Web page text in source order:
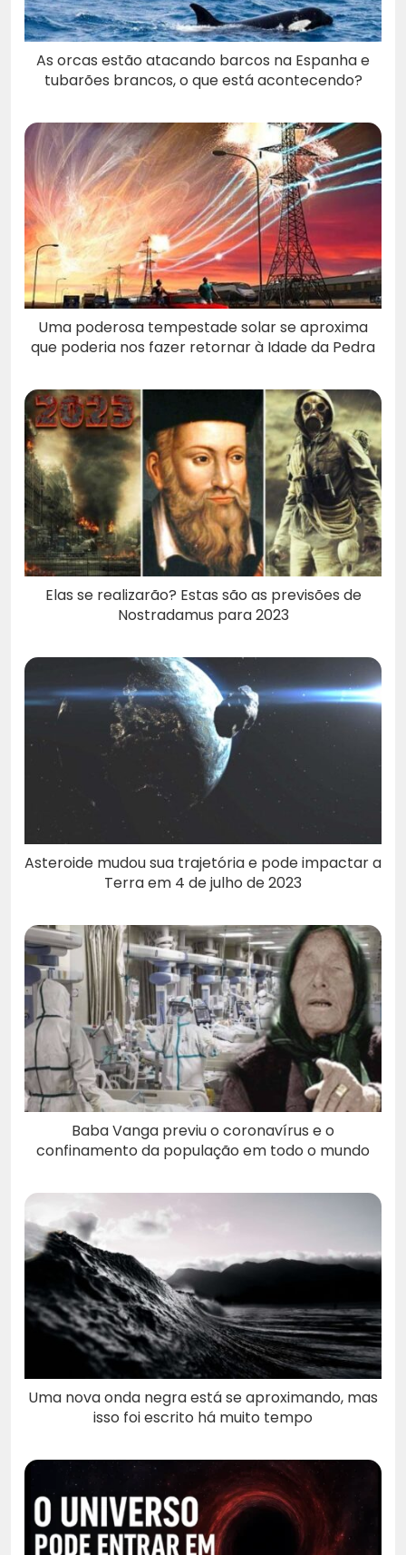
As orcas estão atacando barcos na Espanha e
tubarões brancos, o que está acontecendo?
Uma poderosa tempestade solar se aproxima
que poderia nos fazer retornar à Idade da Pedra
Elas se realizarão? Estas são as previsões de
Nostradamus para 2023
Asteroide mudou sua trajetória e pode impactar a
Terra em 4 de julho de 2023
Baba Vanga previu o coronavírus e o
confinamento da população em todo o mundo
Uma nova onda negra está se aproximando, mas
isso foi escrito há muito tempo